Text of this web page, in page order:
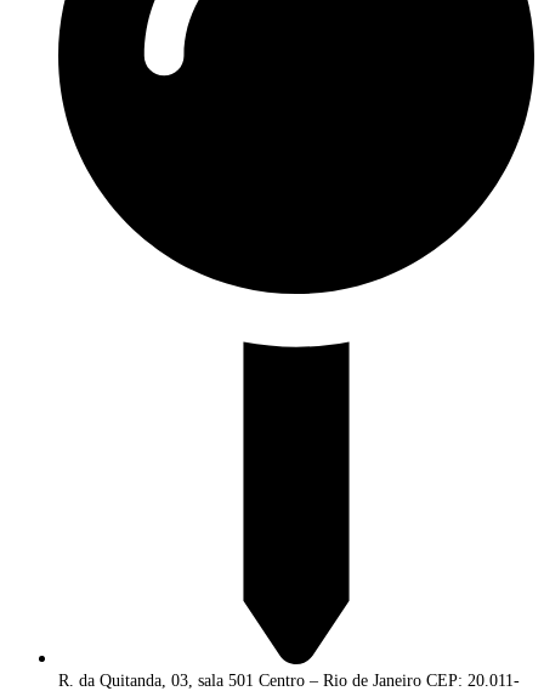
R. da Quitanda, 03, sala 501 Centro – Rio de Janeiro CEP: 20.011-